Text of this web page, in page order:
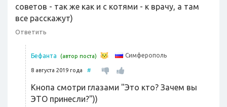
советов - так же как и с котями - к врачу, а там
все расскажут)
Ответить
Бефанта (автор поста) Симферополь
8 августа 2019 года #
Кнопа смотри глазами "Это кто? Зачем вы
ЭТО принесли?"))